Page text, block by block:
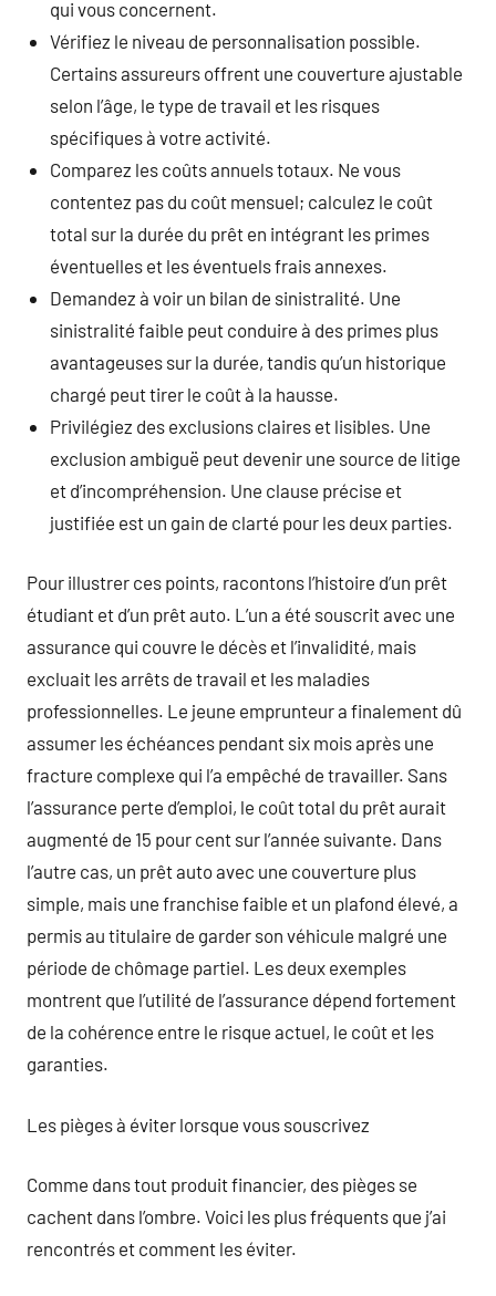
qui vous concernent.
Vérifiez le niveau de personnalisation possible.
Certains assureurs offrent une couverture ajustable
selon l’âge, le type de travail et les risques
spécifiques à votre activité.
Comparez les coûts annuels totaux. Ne vous
contentez pas du coût mensuel; calculez le coût
total sur la durée du prêt en intégrant les primes
éventuelles et les éventuels frais annexes.
Demandez à voir un bilan de sinistralité. Une
sinistralité faible peut conduire à des primes plus
avantageuses sur la durée, tandis qu’un historique
chargé peut tirer le coût à la hausse.
Privilégiez des exclusions claires et lisibles. Une
exclusion ambiguë peut devenir une source de litige
et d’incompréhension. Une clause précise et
justifiée est un gain de clarté pour les deux parties.
Pour illustrer ces points, racontons l’histoire d’un prêt
étudiant et d’un prêt auto. L’un a été souscrit avec une
assurance qui couvre le décès et l’invalidité, mais
excluait les arrêts de travail et les maladies
professionnelles. Le jeune emprunteur a finalement dû
assumer les échéances pendant six mois après une
fracture complexe qui l’a empêché de travailler. Sans
l’assurance perte d’emploi, le coût total du prêt aurait
augmenté de 15 pour cent sur l’année suivante. Dans
l’autre cas, un prêt auto avec une couverture plus
simple, mais une franchise faible et un plafond élevé, a
permis au titulaire de garder son véhicule malgré une
période de chômage partiel. Les deux exemples
montrent que l’utilité de l’assurance dépend fortement
de la cohérence entre le risque actuel, le coût et les
garanties.
Les pièges à éviter lorsque vous souscrivez
Comme dans tout produit financier, des pièges se
cachent dans l’ombre. Voici les plus fréquents que j’ai
rencontrés et comment les éviter.